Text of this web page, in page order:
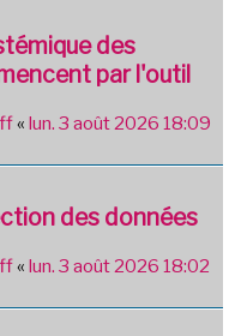
des
par l'outil
« lun. 3 août 2026 18:09
des données
« lun. 3 août 2026 18:02